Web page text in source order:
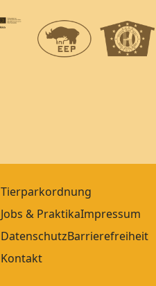
Tierparkordnung
Jobs & PraktikaImpressum
DatenschutzBarrierefreiheit
Kontakt